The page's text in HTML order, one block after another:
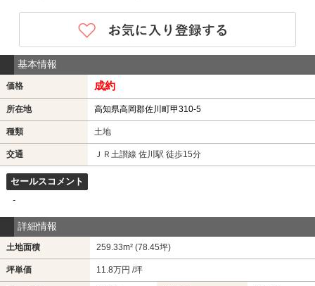
基本情報
価格 成約
所在地 高知県高岡郡佐川町甲310-5
種類 土地
交通 ＪＲ土讃線 佐川駅 徒歩15分
セールスコメント
-
詳細情報
土地面積 259.33m² (78.45坪)
坪単価 11.8万円 /坪